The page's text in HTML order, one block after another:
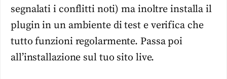
segnalati i conflitti noti) ma inoltre installa il
plugin in un ambiente di test e verifica che
tutto funzioni regolarmente. Passa poi
all’installazione sul tuo sito live.